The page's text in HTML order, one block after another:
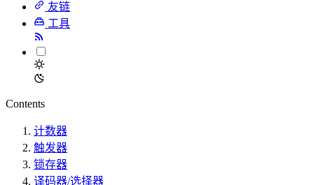
友链
工具
Contents
计数器
触发器
锁存器
译码器/选择器